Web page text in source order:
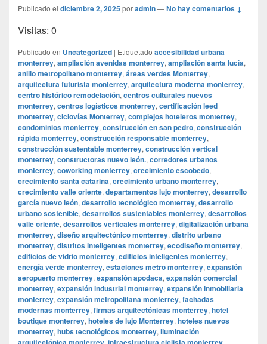
Publicado el diciembre 2, 2025poradmin—No hay comentarios ↓
Visitas: 0
Publicado en Uncategorized | Etiquetado accesibilidad urbana
monterrey, ampliación avenidas monterrey, ampliación santa lucía,
anillo metropolitano monterrey, áreas verdes Monterrey,
arquitectura futurista monterrey, arquitectura moderna monterrey,
centro histórico remodelación, centros culturales nuevos
monterrey, centros logísticos monterrey, certificación leed
monterrey, ciclovías Monterrey, complejos hoteleros monterrey,
condominios monterrey, construcción en san pedro, construcción
rápida monterrey, construcción responsable monterrey,
construcción sustentable monterrey, construcción vertical
monterrey, constructoras nuevo león., corredores urbanos
monterrey, coworking monterrey, crecimiento escobedo,
crecimiento santa catarina, crecimiento urbano monterrey,
crecimiento valle oriente, departamentos lujo monterrey, desarrollo
garcía nuevo león, desarrollo tecnológico monterrey, desarrollo
urbano sostenible, desarrollos sustentables monterrey, desarrollos
valle oriente, desarrollos verticales monterrey, digitalización urbana
monterrey, diseño arquitectónico monterrey, distrito urbano
monterrey, distritos inteligentes monterrey, ecodiseño monterrey,
edificios de vidrio monterrey, edificios inteligentes monterrey,
energía verde monterrey, estaciones metro monterrey, expansión
aeropuerto monterrey, expansión apodaca, expansión comercial
monterrey, expansión industrial monterrey, expansión inmobiliaria
monterrey, expansión metropolitana monterrey, fachadas
modernas monterrey, firmas arquitectónicas monterrey, hotel
boutique monterrey, hoteles de lujo Monterrey, hoteles nuevos
monterrey, hubs tecnológicos monterrey, iluminación